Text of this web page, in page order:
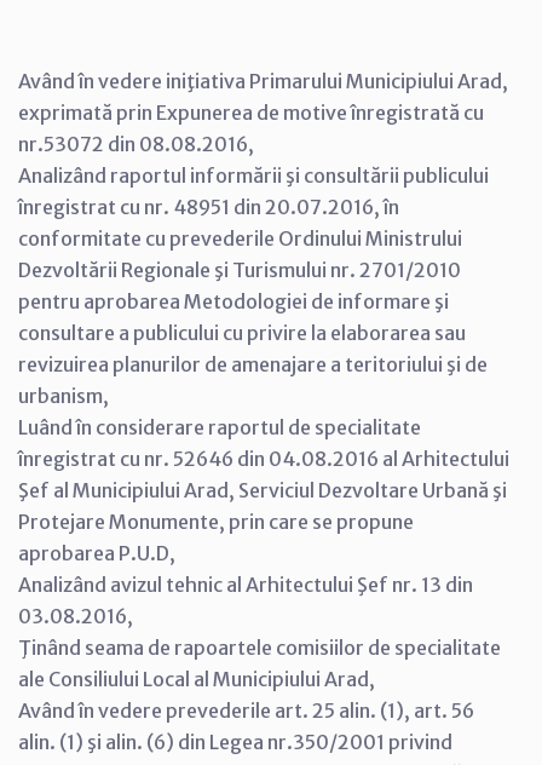
Având în vedere iniţiativa Primarului Municipiului Arad,
exprimată prin Expunerea de motive înregistrată cu
nr.53072 din 08.08.2016,
Analizând raportul informării şi consultării publicului
înregistrat cu nr. 48951 din 20.07.2016, în
conformitate cu prevederile Ordinului Ministrului
Dezvoltării Regionale şi Turismului nr. 2701/2010
pentru aprobarea Metodologiei de informare şi
consultare a publicului cu privire la elaborarea sau
revizuirea planurilor de amenajare a teritoriului şi de
urbanism,
Luând în considerare raportul de specialitate
înregistrat cu nr. 52646 din 04.08.2016 al Arhitectului
Şef al Municipiului Arad, Serviciul Dezvoltare Urbană şi
Protejare Monumente, prin care se propune
aprobarea P.U.D,
Analizând avizul tehnic al Arhitectului Şef nr. 13 din
03.08.2016,
Ţinând seama de rapoartele comisiilor de specialitate
ale Consiliului Local al Municipiului Arad,
Având în vedere prevederile art. 25 alin. (1), art. 56
alin. (1) şi alin. (6) din Legea nr.350/2001 privind